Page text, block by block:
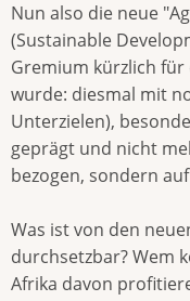
Nun also die neue
(Sustainable
Gremium kürzlich für
wurde: diesmal mit
Unterzielen),
geprägt und nicht
bezogen, sondern
Was ist von den
durchsetzbar? Wem
Afrika davon